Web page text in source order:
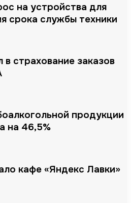
на устройства для
срока службы техники
страхование заказов
продукции
на 46,5%
кафе «Яндекс Лавки»